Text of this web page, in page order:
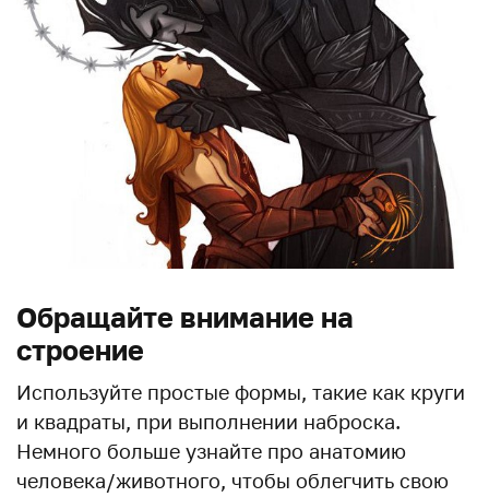
Обращайте внимание на
строение
Используйте простые формы, такие как круги
и квадраты, при выполнении наброска.
Немного больше узнайте про анатомию
человека/животного, чтобы облегчить свою